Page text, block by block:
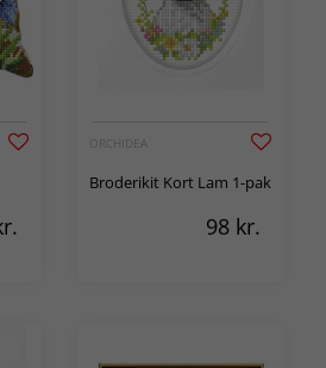
ORCHIDEA
Broderikit Kort Lam 1-pak
98 kr.